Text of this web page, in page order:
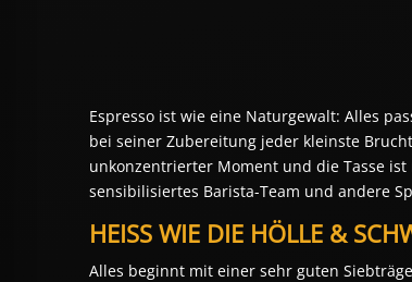
Espresso ist wie eine Naturgewalt: Alles
bei seiner Zubereitung jeder kleinste
unkonzentrierter Moment und die Tasse
sensibilisiertes Barista-Team und andere
HEISS WIE DIE HÖLLE &
Alles beginnt mit einer sehr guten